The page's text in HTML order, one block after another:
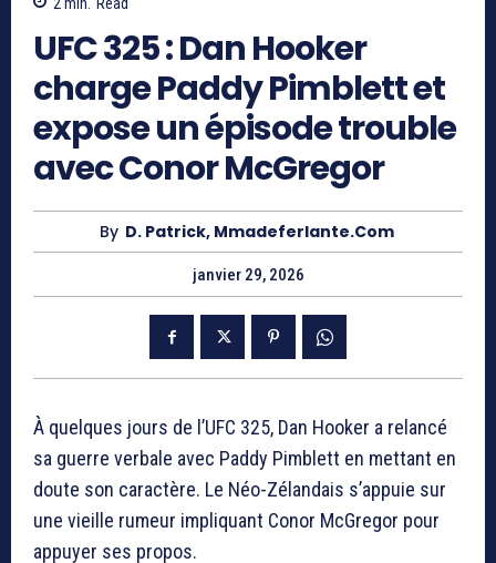
UFC 325 : Dan Hooker
charge Paddy Pimblett et
expose un épisode trouble
avec Conor McGregor
By D. Patrick, Mmadeferlante.com
janvier 29, 2026
À quelques jours de l’UFC 325, Dan Hooker a relancé
sa guerre verbale avec Paddy Pimblett en mettant en
doute son caractère. Le Néo-Zélandais s’appuie sur
une vieille rumeur impliquant Conor McGregor pour
appuyer ses propos.